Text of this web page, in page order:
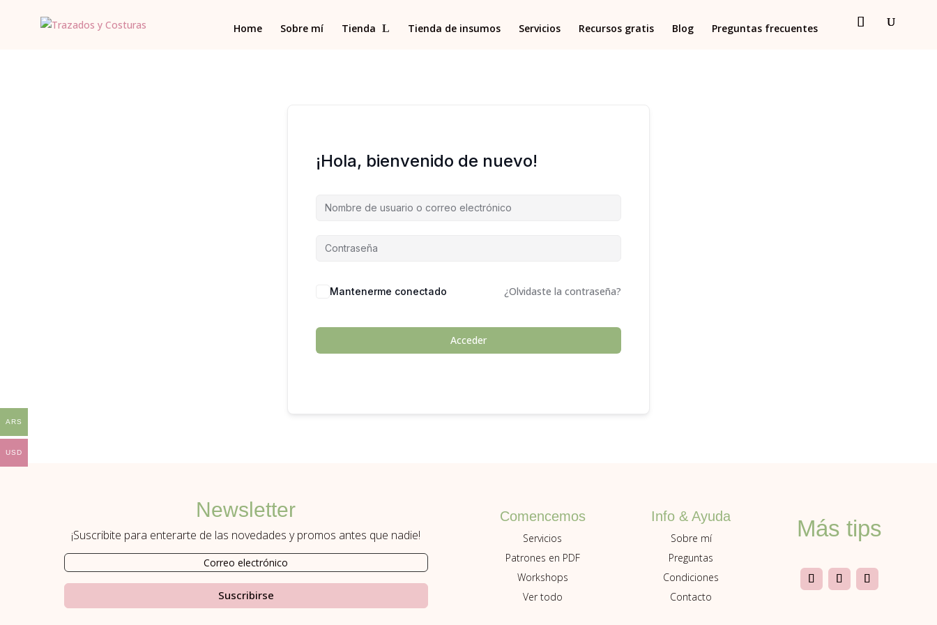
Home Sobre mí Tienda Tienda de insumos Servicios Recursos gratis Blog Preguntas frecuentes
¡Hola, bienvenido de nuevo!
Mantenerme conectado ¿Olvidaste la contraseña?
Acceder
Newsletter
¡Suscribite para enterarte de las novedades y promos antes que nadie!
Suscribirse
Comencemos
Servicios
Patrones en PDF
Workshops
Ver todo
Info & Ayuda
Sobre mí
Preguntas
Condiciones
Contacto
Más tips
ARS
USD